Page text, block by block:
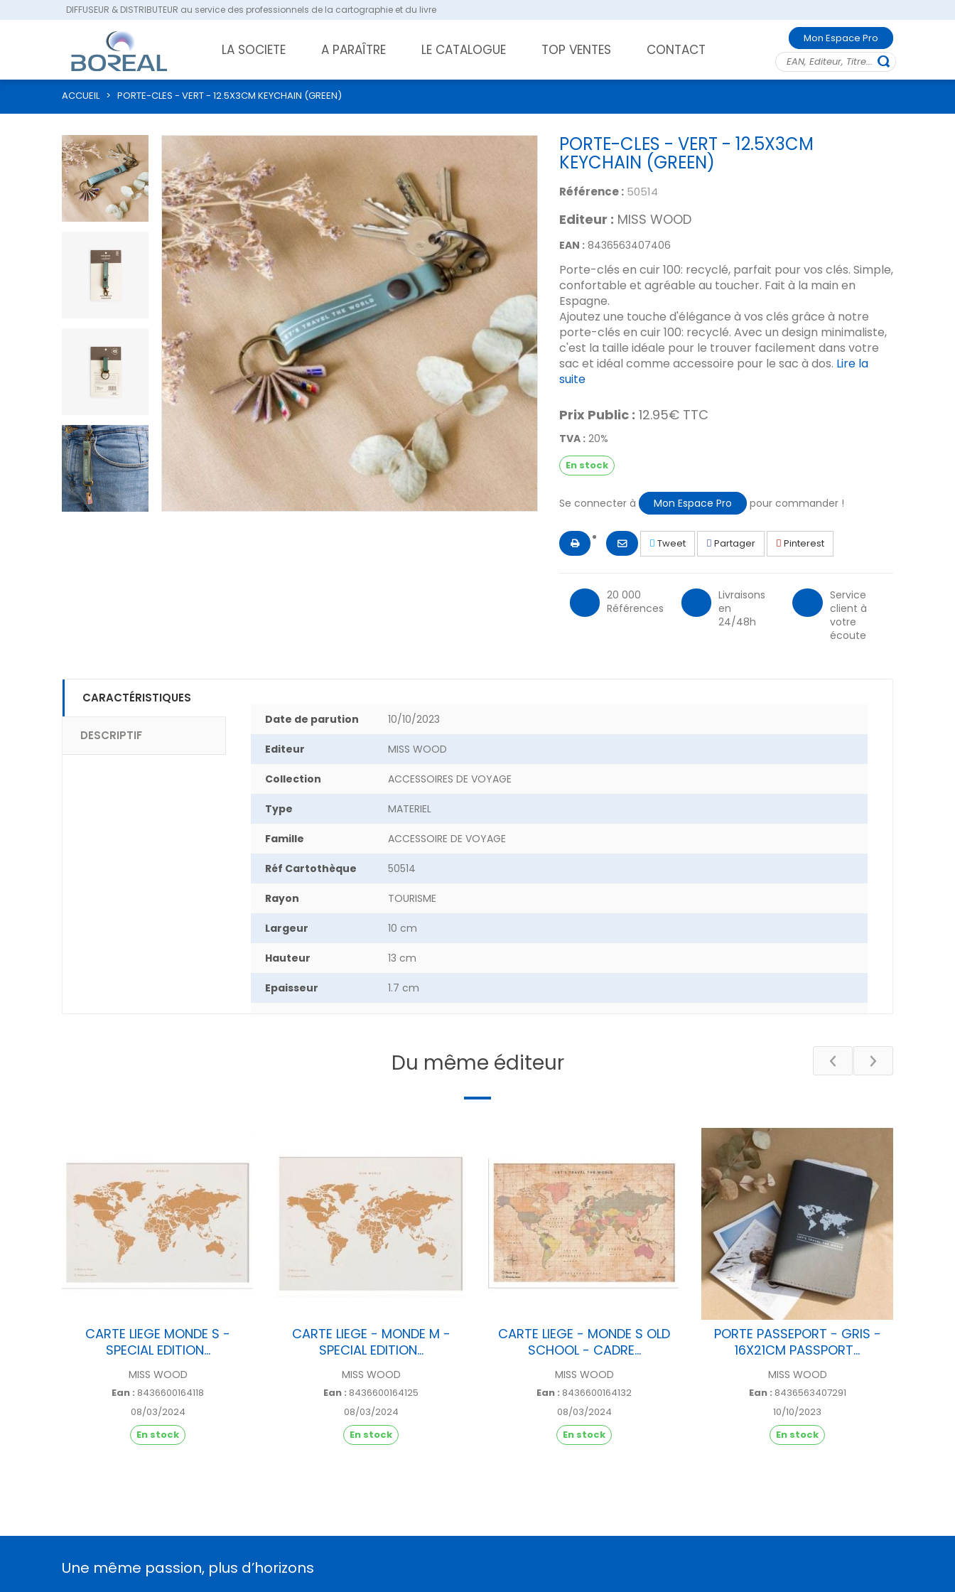
DIFFUSEUR & DISTRIBUTEUR au service des professionnels de la cartographie et du livre
LA SOCIETE A PARAÎTRE LE CATALOGUE TOP VENTES CONTACT
Mon Espace Pro
ACCUEIL > PORTE-CLES - VERT - 12.5X3CM KEYCHAIN (GREEN)
PORTE-CLES - VERT - 12.5X3CM
KEYCHAIN (GREEN)
Référence : 50514
Editeur : MISS WOOD
EAN : 8436563407406
Porte-clés en cuir 100: recyclé, parfait pour vos clés. Simple,
confortable et agréable au toucher. Fait à la main en
Espagne.
Ajoutez une touche d'élégance à vos clés grâce à notre
porte-clés en cuir 100: recyclé. Avec un design minimaliste,
c'est la taille idéale pour le trouver facilement dans votre
sac et idéal comme accessoire pour le sac à dos. Lire la
suite
Prix Public : 12.95€ TTC
TVA : 20%
En stock
Se connecter à Mon Espace Pro pour commander !
Tweet Partager Pinterest
20 000
Références
Livraisons
en
24/48h
Service
client à
votre
écoute
CARACTÉRISTIQUES
DESCRIPTIF
Date de parution 10/10/2023
Editeur MISS WOOD
Collection ACCESSOIRES DE VOYAGE
Type MATERIEL
Famille ACCESSOIRE DE VOYAGE
Réf Cartothèque 50514
Rayon TOURISME
Largeur 10 cm
Hauteur 13 cm
Epaisseur 1.7 cm
Du même éditeur
CARTE LIEGE MONDE S -
SPECIAL EDITION...
MISS WOOD
Ean : 8436600164118
08/03/2024
En stock
CARTE LIEGE - MONDE M -
SPECIAL EDITION...
MISS WOOD
Ean : 8436600164125
08/03/2024
En stock
CARTE LIEGE - MONDE S OLD
SCHOOL - CADRE...
MISS WOOD
Ean : 8436600164132
08/03/2024
En stock
PORTE PASSEPORT - GRIS -
16X21CM PASSPORT...
MISS WOOD
Ean : 8436563407291
10/10/2023
En stock
Une même passion, plus d’horizons